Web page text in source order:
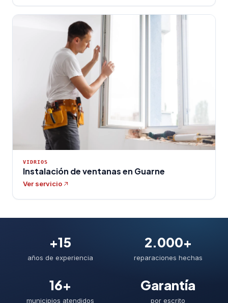
VIDRIOS
Instalación de ventanas en Guarne
Ver servicio
+15
años de experiencia
2.000+
reparaciones hechas
16+
municipios atendidos
Garantía
por escrito